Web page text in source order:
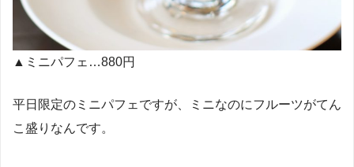
▲ミニパフェ…880円
平日限定のミニパフェですが、ミニなのにフルーツがてん
こ盛りなんです。